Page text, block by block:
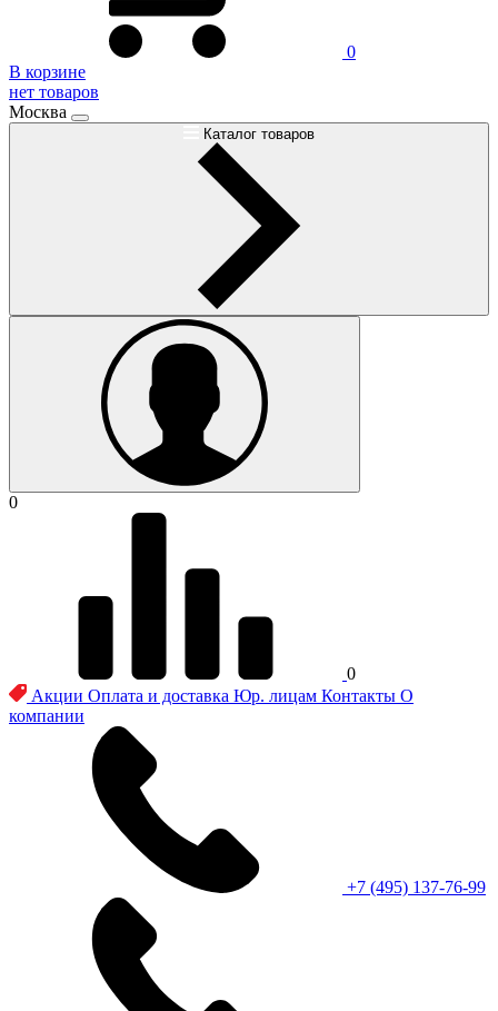
0
В корзине
нет товаров
Москва
Каталог товаров
0
0
Акции Оплата и доставка Юр. лицам Контакты О
компании
+7 (495) 137-76-99